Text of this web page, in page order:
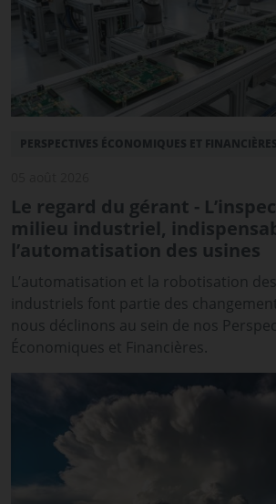
PERSPECTIVES ÉCONOMIQUES ET FINANCIÈRES
Le regard du gérant -
milieu industriel,
l’automatisation des usines
L’automatisation et la robotisation
industriels font partie des
nous déclinons au sein de nos
Économiques et Financières.